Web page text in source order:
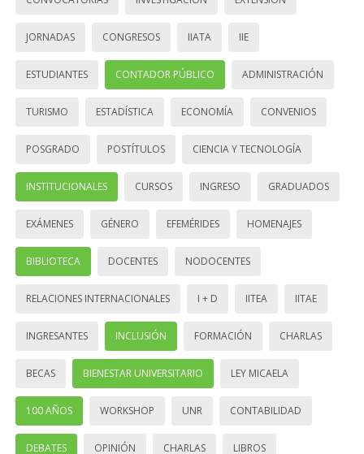
JORNADAS CONGRESOS IIATA IIE
ESTUDIANTES CONTADOR PÚBLICO ADMINISTRACIÓN
TURISMO ESTADÍSTICA ECONOMÍA CONVENIOS
POSGRADO POSTÍTULOS CIENCIA Y TECNOLOGÍA
INSTITUCIONALES CURSOS INGRESO GRADUADOS
EXÁMENES GÉNERO EFEMÉRIDES HOMENAJES
BIBLIOTECA DOCENTES NODOCENTES
RELACIONES INTERNACIONALES I + D IITEA IITAE
INGRESANTES INCLUSIÓN FORMACIÓN CHARLAS
BECAS BIENESTAR UNIVERSITARIO LEY MICAELA
100 AÑOS WORKSHOP UNR CONTABILIDAD
DEBATES OPINIÓN CHARLAS LIBROS